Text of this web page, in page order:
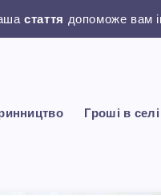
стаття допоможе вам
Гроші в селі